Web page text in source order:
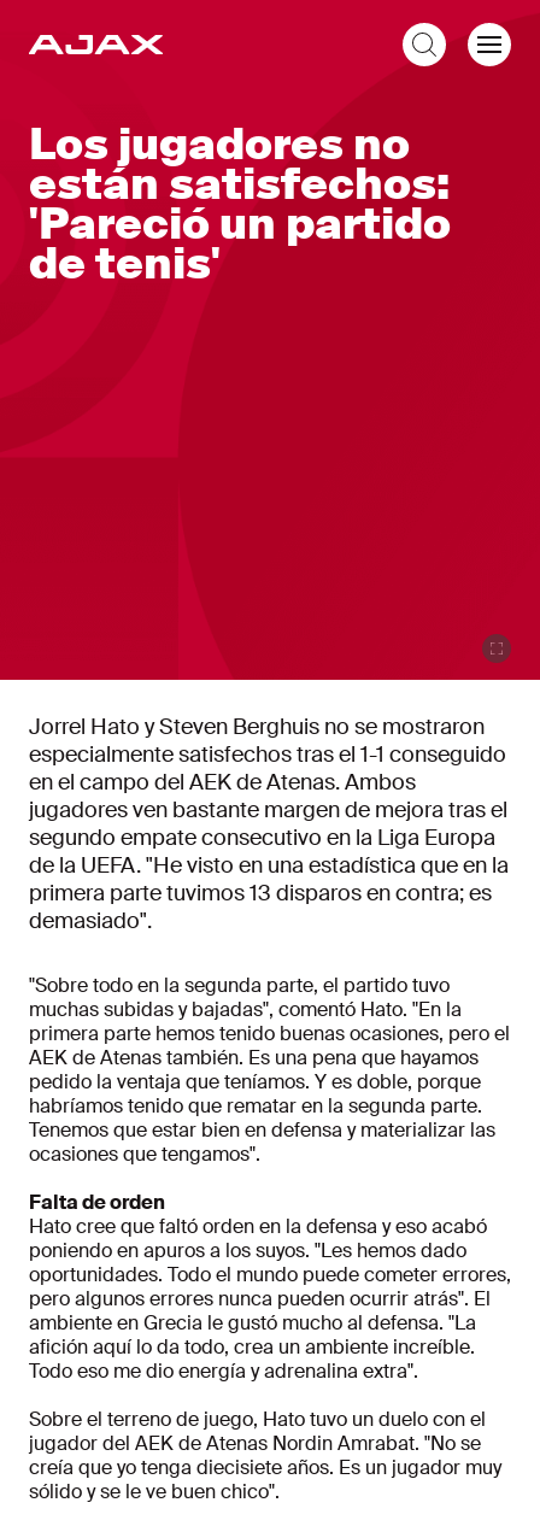
Los jugadores no
están satisfechos:
'Pareció un partido
de tenis'
Jorrel Hato y Steven Berghuis no se mostraron
especialmente satisfechos tras el 1-1 conseguido
en el campo del AEK de Atenas. Ambos
jugadores ven bastante margen de mejora tras el
segundo empate consecutivo en la Liga Europa
de la UEFA. "He visto en una estadística que en la
primera parte tuvimos 13 disparos en contra; es
demasiado".
"Sobre todo en la segunda parte, el partido tuvo
muchas subidas y bajadas", comentó Hato. "En la
primera parte hemos tenido buenas ocasiones, pero el
AEK de Atenas también. Es una pena que hayamos
pedido la ventaja que teníamos. Y es doble, porque
habríamos tenido que rematar en la segunda parte.
Tenemos que estar bien en defensa y materializar las
ocasiones que tengamos".
Falta de orden
Hato cree que faltó orden en la defensa y eso acabó
poniendo en apuros a los suyos. "Les hemos dado
oportunidades. Todo el mundo puede cometer errores,
pero algunos errores nunca pueden ocurrir atrás". El
ambiente en Grecia le gustó mucho al defensa. "La
afición aquí lo da todo, crea un ambiente increíble.
Todo eso me dio energía y adrenalina extra".
Sobre el terreno de juego, Hato tuvo un duelo con el
jugador del AEK de Atenas Nordin Amrabat. "No se
creía que yo tenga diecisiete años. Es un jugador muy
sólido y se le ve buen chico".